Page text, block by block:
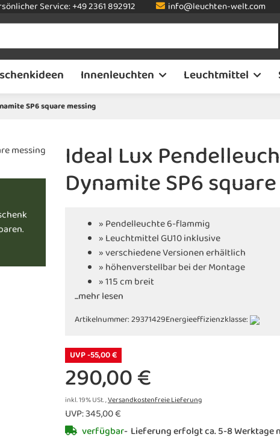
Service:+49 2361 892912 info@leuchten-welt.com
Innenleuchten Leuchtmittel
SP6 square messing
Ideal Lux
Dynamite SP6
» Pendelleuchte 6-flammig
» Leuchtmittel GU10 inklusive
» verschiedene Versionen erhältlich
» höhenverstellbar bei der Montage
» 115 cm breit
...mehr lesen
Artikelnummer:29371429Energieeffizienzklasse:
UVP -55,00 €
290,00 €
inkl. 19% USt. ,Versandkostenfreie Lieferung
UVP:345,00 €
verfügbar Lieferung erfolgt ca. 5-8 Werktage